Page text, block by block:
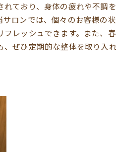
ており、身体の疲れや不調
ロンでは、個々のお客様の
レッシュできます。また、
ぜひ定期的な整体を取り入